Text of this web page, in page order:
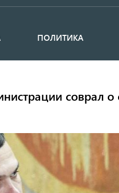
ПОЛИТИКА
соврал о